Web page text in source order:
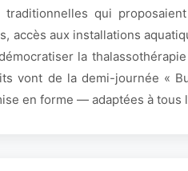
traditionnelles qui
accès aux installations
la
vont de la demi-journée «
en forme — adaptées à